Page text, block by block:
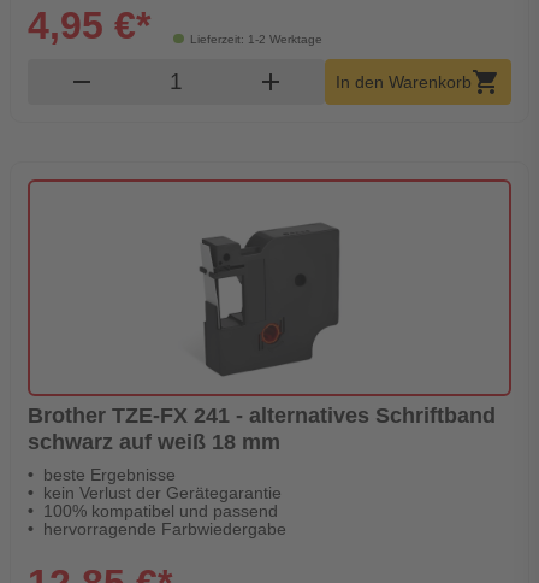
Lieferzeit: 1-2 Werktage
4,95 €*
remove Produkt Warenkorb Menge
add In den Warenkorbshopping_cart
Brother TZE-FX 241 - alternatives Schriftband
schwarz auf weiß 18 mm
beste Ergebnisse
kein Verlust der Gerätegarantie
100% kompatibel und passend
hervorragende Farbwiedergabe